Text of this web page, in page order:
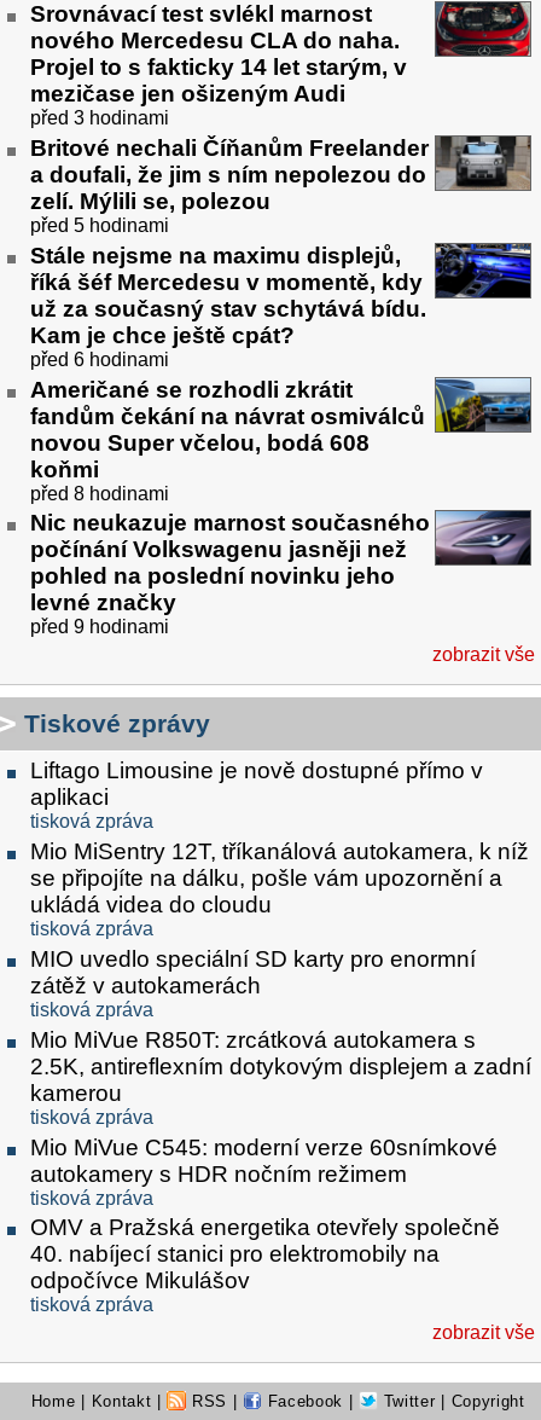
Srovnávací test svlékl marnost
nového Mercedesu CLA do naha.
Projel to s fakticky 14 let starým, v
mezičase jen ošizeným Audi
před 3 hodinami
Britové nechali Číňanům Freelander
a doufali, že jim s ním nepolezou do
zelí. Mýlili se, polezou
před 5 hodinami
Stále nejsme na maximu displejů,
říká šéf Mercedesu v momentě, kdy
už za současný stav schytává bídu.
Kam je chce ještě cpát?
před 6 hodinami
Američané se rozhodli zkrátit
fandům čekání na návrat osmiválců
novou Super včelou, bodá 608
koňmi
před 8 hodinami
Nic neukazuje marnost současného
počínání Volkswagenu jasněji než
pohled na poslední novinku jeho
levné značky
před 9 hodinami
zobrazit vše
Tiskové zprávy
Liftago Limousine je nově dostupné přímo v
aplikaci
tisková zpráva
Mio MiSentry 12T, tříkanálová autokamera, k níž
se připojíte na dálku, pošle vám upozornění a
ukládá videa do cloudu
tisková zpráva
MIO uvedlo speciální SD karty pro enormní
zátěž v autokamerách
tisková zpráva
Mio MiVue R850T: zrcátková autokamera s
2.5K, antireflexním dotykovým displejem a zadní
kamerou
tisková zpráva
Mio MiVue C545: moderní verze 60snímkové
autokamery s HDR nočním režimem
tisková zpráva
OMV a Pražská energetika otevřely společně
40. nabíjecí stanici pro elektromobily na
odpočívce Mikulášov
tisková zpráva
zobrazit vše
Home Kontakt RSS Facebook Twitter | Copyright